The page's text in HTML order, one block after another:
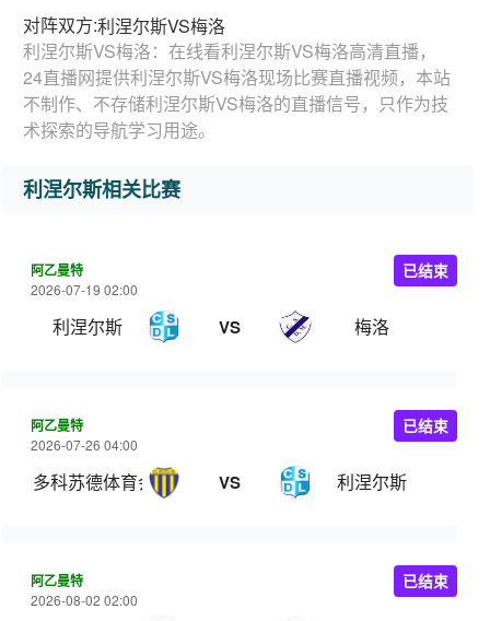
对阵双方:利涅尔斯VS梅洛
利涅尔斯VS梅洛：在线看利涅尔斯VS梅洛高清直播，
24直播网提供利涅尔斯VS梅洛现场比赛直播视频，本站
不制作、不存储利涅尔斯VS梅洛的直播信号，只作为技
术探索的导航学习用途。
利涅尔斯相关比赛
阿乙曼特
2026-07-19 02:00
利涅尔斯 VS 梅洛
已结束
阿乙曼特
2026-07-26 04:00
多科苏德体育会 VS 利涅尔斯
已结束
阿乙曼特
2026-08-02 02:00
已结束